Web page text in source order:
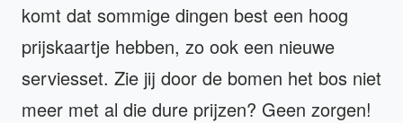
komt dat sommige dingen best een hoog
prijskaartje hebben, zo ook een nieuwe
serviesset. Zie jij door de bomen het bos niet
meer met al die dure prijzen? Geen zorgen!